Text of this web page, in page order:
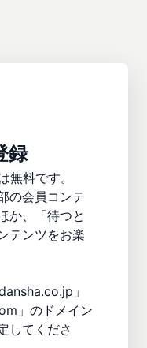
録
無料です。
の会員コンテ
か、「待つと
テンツをお楽
」
」のドメイン
してくださ